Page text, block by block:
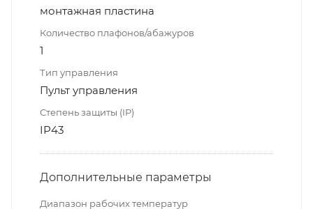
монтажная пластина
Количество плафонов/абажуров
1
Тип управления
Пульт управления
Степень защиты (IP)
IP43
Дополнительные параметры
Диапазон рабочих температур